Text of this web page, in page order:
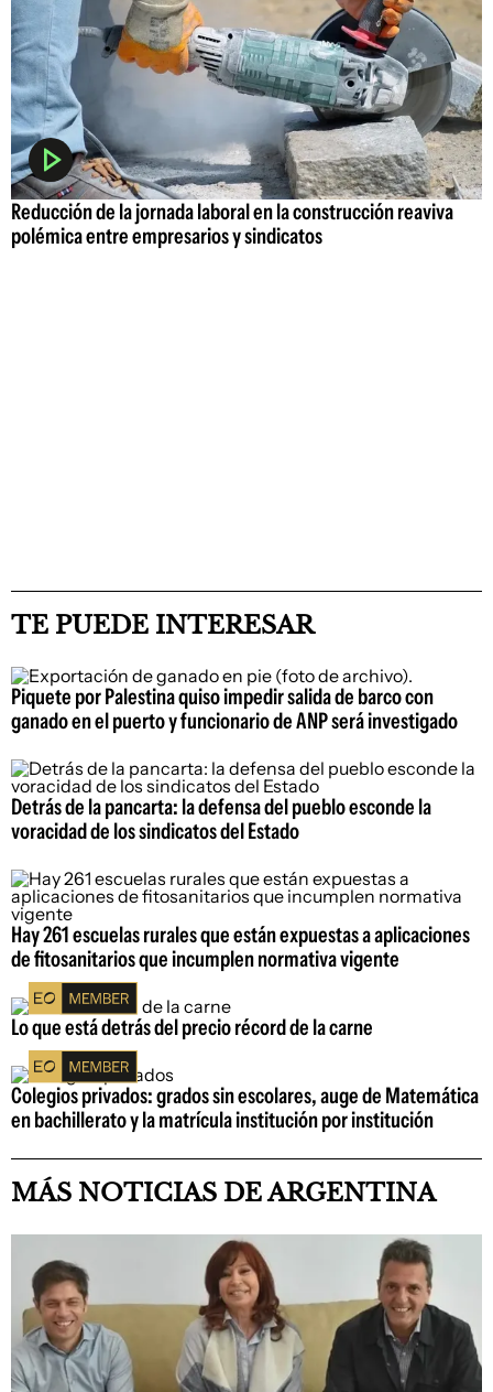
Reducción de la jornada laboral en la construcción reaviva
polémica entre empresarios y sindicatos
TE PUEDE INTERESAR
Piquete por Palestina quiso impedir salida de barco con
ganado en el puerto y funcionario de ANP será investigado
Detrás de la pancarta: la defensa del pueblo esconde la
voracidad de los sindicatos del Estado
Hay 261 escuelas rurales que están expuestas a aplicaciones
de fitosanitarios que incumplen normativa vigente
Lo que está detrás del precio récord de la carne
Colegios privados: grados sin escolares, auge de Matemática
en bachillerato y la matrícula institución por institución
MÁS NOTICIAS DE ARGENTINA